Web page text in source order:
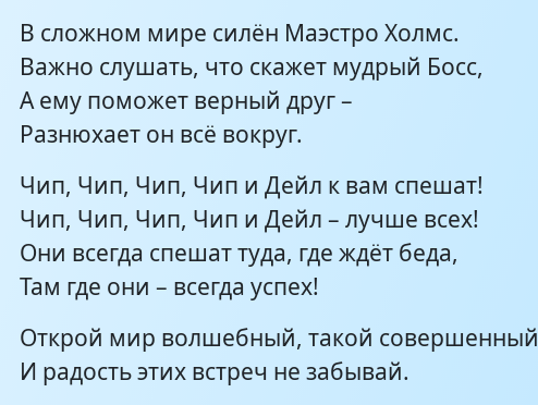
В сложном мире силён Маэстро Холмс.
Важно слушать, что скажет мудрый Босс,
А ему поможет верный друг –
Разнюхает он всё вокруг.
Чип, Чип, Чип, Чип и Дейл к вам спешат!
Чип, Чип, Чип, Чип и Дейл – лучше всех!
Они всегда спешат туда, где ждёт беда,
Там где они – всегда успех!
Открой мир волшебный, такой совершенный
И радость этих встреч не забывай.